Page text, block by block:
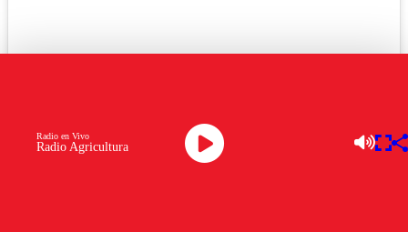
Radio Agricultura
Radio en Vivo